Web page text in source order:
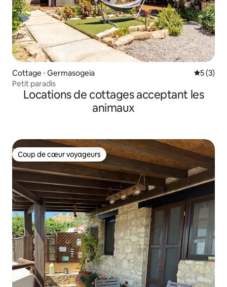
Cottage ⋅ Germasogeia
5 (3)
Petit paradis
Locations de cottages acceptant les
animaux
Coup de cœur voyageurs
Coup de cœur voyageurs